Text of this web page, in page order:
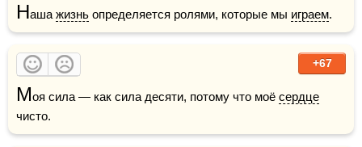
Наша жизнь определяется ролями, которые мы играем.
+67
Моя сила — как сила десяти, потому что моё сердце
чисто.